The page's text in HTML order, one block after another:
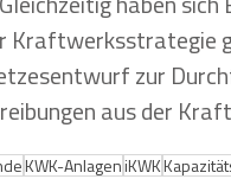
E-
Kraftwerksstrategie
zur
aus der
KWK-AnlageniKWK